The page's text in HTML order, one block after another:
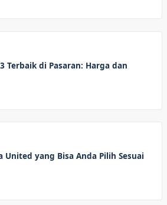
Terbaik di Pasaran: Harga dan
United yang Bisa Anda Pilih Sesuai